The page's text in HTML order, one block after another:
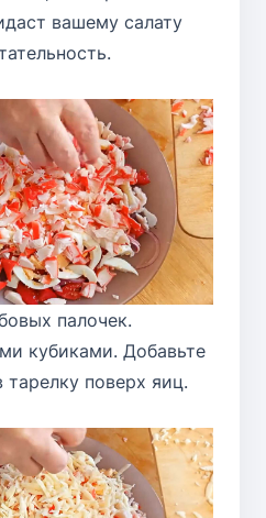
вашему салату
палочек.
кубиками. Добавьте
поверх яиц.